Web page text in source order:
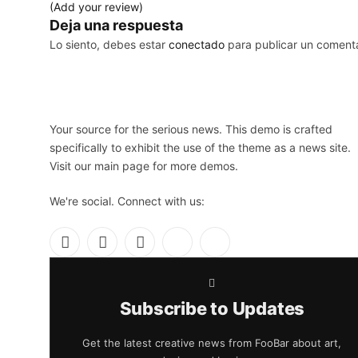
(Add your review)
Deja una respuesta
Lo siento, debes estar conectado para publicar un
Your source for the serious news. This demo is crafted
specifically to exhibit the use of the theme as a news site.
Visit our main page for more demos.
We're social. Connect with us:
Facebook
X
Instagram
Subscribe to Updates
Get the latest creative news from FooBar about art,